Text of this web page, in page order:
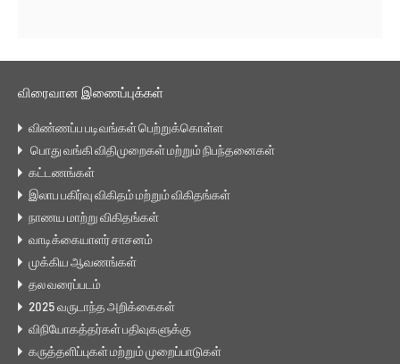
விரைவான இணைப்புக்கள்
விண்ணப்ப படிவங்கள் பெற்றுக்கொள்ள
பொது வங்கி விதிமுறைகள் மற்றும் நிபந்தனைகள்
கட்டணங்கள்
இலாப பகிர்வு விகிதம் மற்றும் விகிதங்கள்
நாணய மாற்று விகிதங்கள்
வாடிக்கையாளர் சாசனம்
முக்கிய ஆவணங்கள்
தல வரைப்படம்
2025 வருடாந்த அறிக்கைகள்
விநியோகத்தர்கள் பதிவுகளுக்கு
கருத்தளிப்புகள் மற்றும் முறைப்பாடுகள்